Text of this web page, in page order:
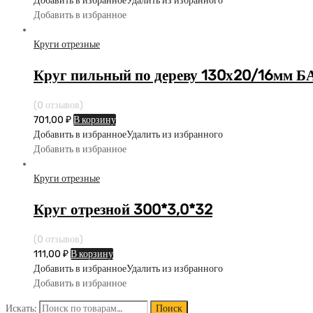
Добавить в избранное
Круги отрезные
Круг пильный по дереву 130х20/16мм
(0 отзывов)
701,00 ₽В корзину
Добавить в избранноеУдалить из избранного
Добавить в избранное
Круги отрезные
Круг отрезной 300*3,0*32
(0 отзывов)
111,00 ₽В корзину
Добавить в избранноеУдалить из избранного
Добавить в избранное
Искать: Поиск